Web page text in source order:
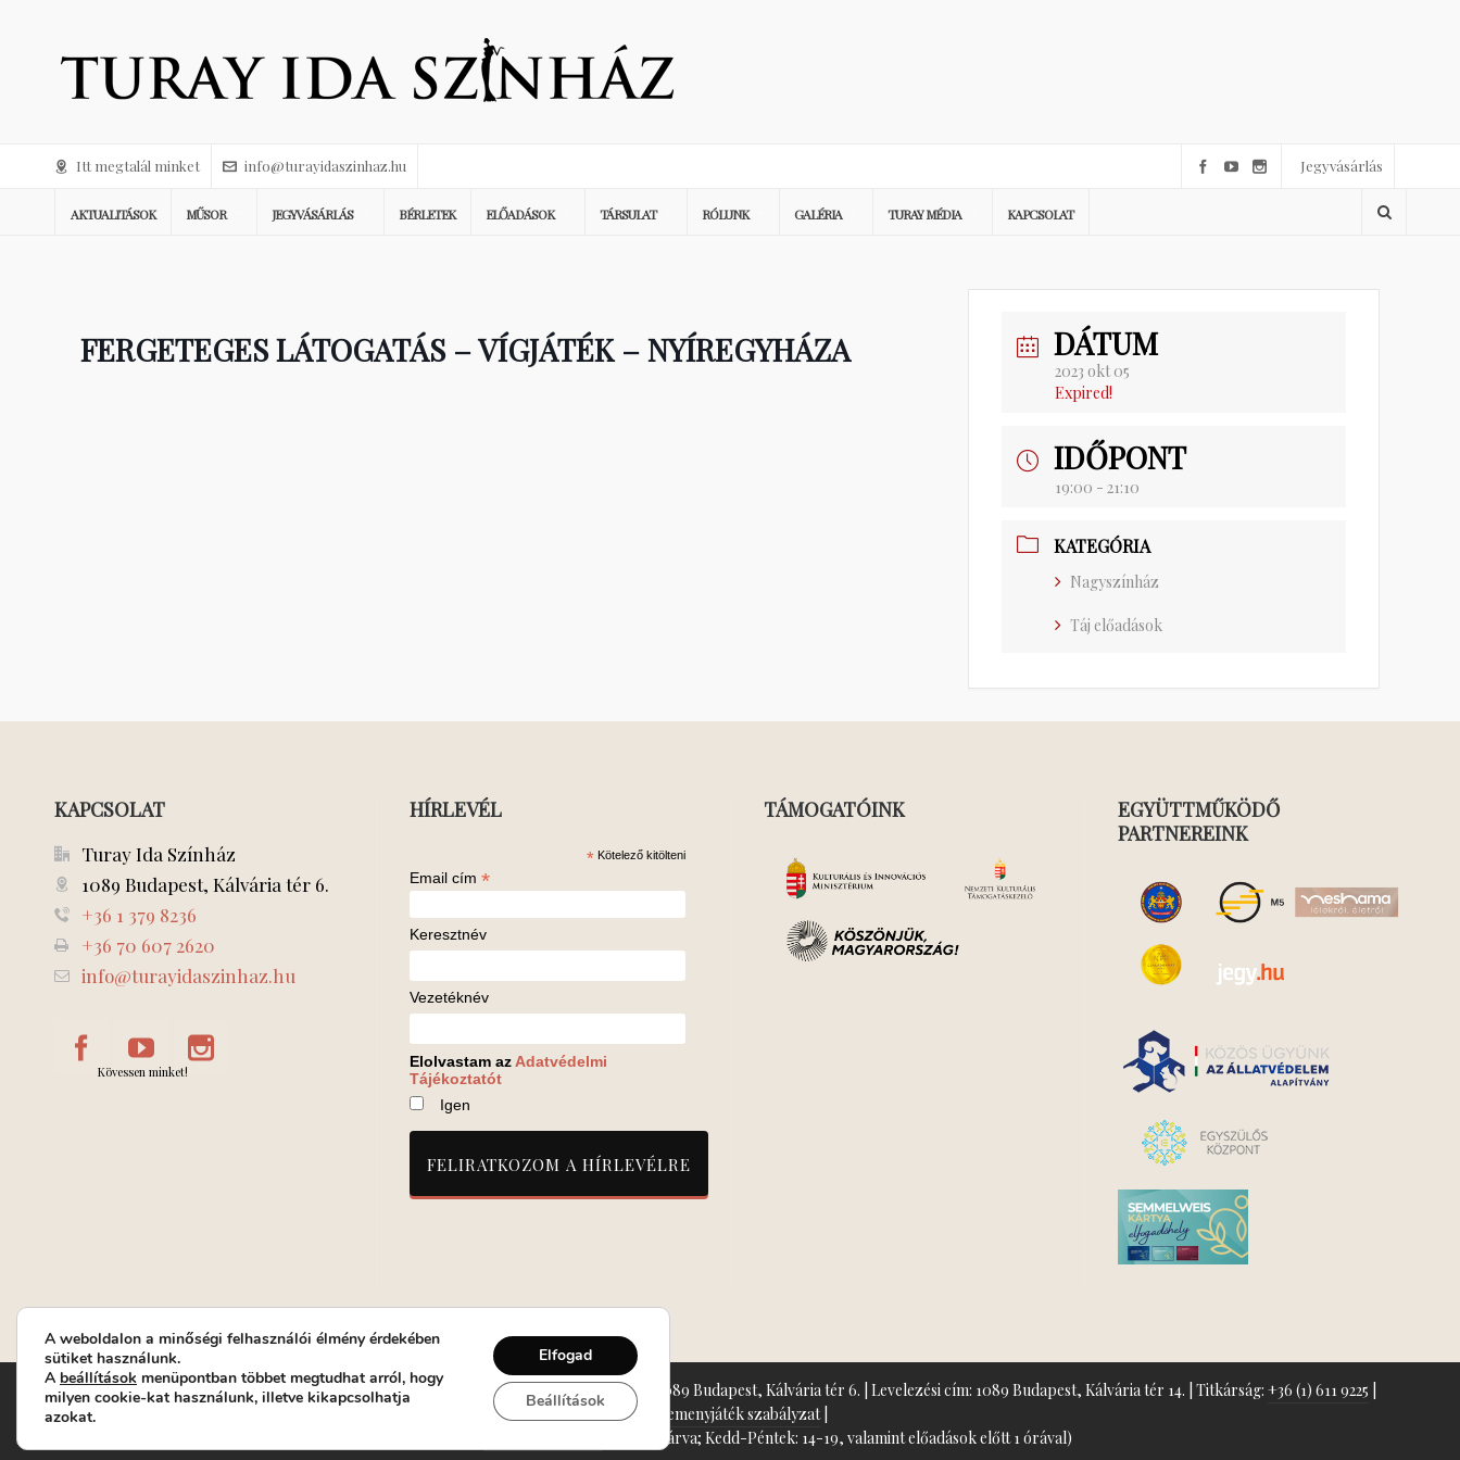
Itt megtalál minket info@turayidaszinhaz.hu Jegyvásárlás
AKTUALITÁSOK MŰSOR JEGYVÁSÁRLÁS BÉRLETEK ELŐADÁSOK TÁRSULAT RÓLUNK GALÉRIA TURAY MÉDIA KAPCSOLAT
FERGETEGES LÁTOGATÁS – VÍGJÁTÉK – NYÍREGYHÁZA DÁTUM
2023 okt 05
Expired!
IDŐPONT
19:00 - 21:10
KATEGÓRIA
Nagyszínház
Táj előadások
KAPCSOLAT
Turay Ida Színház
1089 Budapest, Kálvária tér 6.
+36 1 379 8236
+36 70 607 2620
info@turayidaszinhaz.hu
Kövessen minket!
HÍRLEVÉL
* Kötelező kitölteni
Email cím *
Keresztnév
Vezetéknév
Elolvastam az Adatvédelmi
Tájékoztatót
Igen
TÁMOGATÓINK
EGYÜTTMŰKÖDŐ
PARTNEREINK
Turay Ida Színház Közhasznú Nonprofit Kft. | Működési helyszín: Turay Ida Színház 1089 Budapest, Kálvária tér 6. | Levelezési cím: 1089 Budapest, Kálvária tér 14. | Titkárság: +36 (1) 611 9225
Nyeremenyjáték szabályzat|
( Hétfő: zárva; Kedd-Péntek: 14-19, valamint előadások előtt 1 órával)
A weboldalon a minőségi felhasználói élmény érdekében
sütiket használunk.
A beállítások menüpontban többet megtudhat arról, hogy
milyen cookie-kat használunk, illetve kikapcsolhatja
azokat.
Elfogad
Beállítások